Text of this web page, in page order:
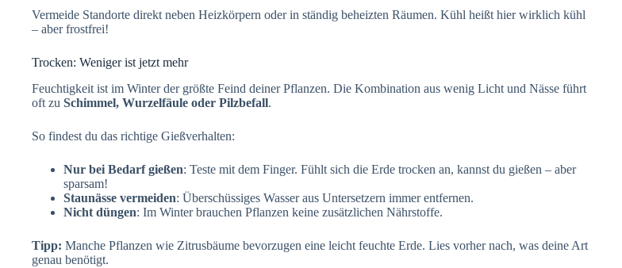
Vermeide Standorte direkt neben Heizkörpern oder in ständig beheizten Räumen. Kühl heißt hier wirklich kühl
– aber frostfrei!
Trocken: Weniger ist jetzt mehr
Feuchtigkeit ist im Winter der größte Feind deiner Pflanzen. Die Kombination aus wenig Licht und Nässe führt
oft zu Schimmel, Wurzelfäule oder Pilzbefall.
So findest du das richtige Gießverhalten:
Nur bei Bedarf gießen: Teste mit dem Finger. Fühlt sich die Erde trocken an, kannst du gießen – aber
sparsam!
Staunässe vermeiden: Überschüssiges Wasser aus Untersetzern immer entfernen.
Nicht düngen: Im Winter brauchen Pflanzen keine zusätzlichen Nährstoffe.
Tipp: Manche Pflanzen wie Zitrusbäume bevorzugen eine leicht feuchte Erde. Lies vorher nach, was deine Art
genau benötigt.